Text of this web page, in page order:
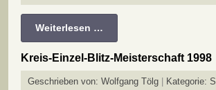
Weiterlesen …
Kreis-Einzel-Blitz-Meisterschaft 1998
Geschrieben von: Wolfgang Tölg Kategorie: